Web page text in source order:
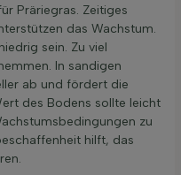
Präriegras. Zeitiges
das Wachstum.
sein. Zu viel
In sandigen
ab und fördert die
des Bodens sollte leicht
zu
hilft, das